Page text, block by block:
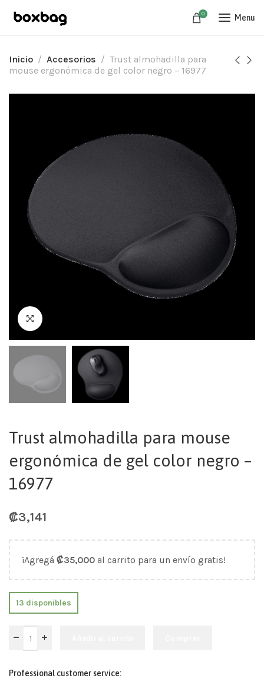
0 Menu
Inicio Accesorios
Trust almohadilla para
mouse ergonómica de gel color negro – 16977
Trust almohadilla para mouse
ergonómica de gel color negro –
16977
₡3,141
¡Agregá ₡35,000 al carrito para un envío gratis!
13 disponibles
Professional customer service: